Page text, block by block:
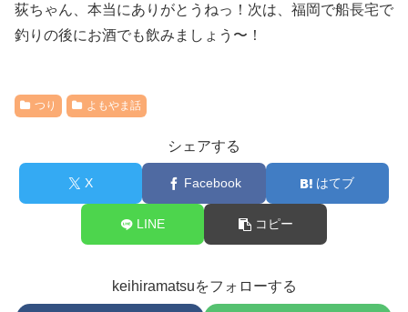
荻ちゃん、本当にありがとうねっ！次は、福岡で船長宅で
釣りの後にお酒でも飲みましょう〜！
つり よもやま話
シェアする
X Facebook はてブ
LINE コピー
keihiramatsuをフォローする